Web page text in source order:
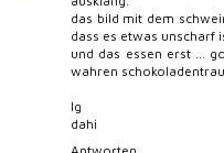
das bild mit dem
dass es etwas unscharf
und das essen erst ...
wahren
lg
dahi